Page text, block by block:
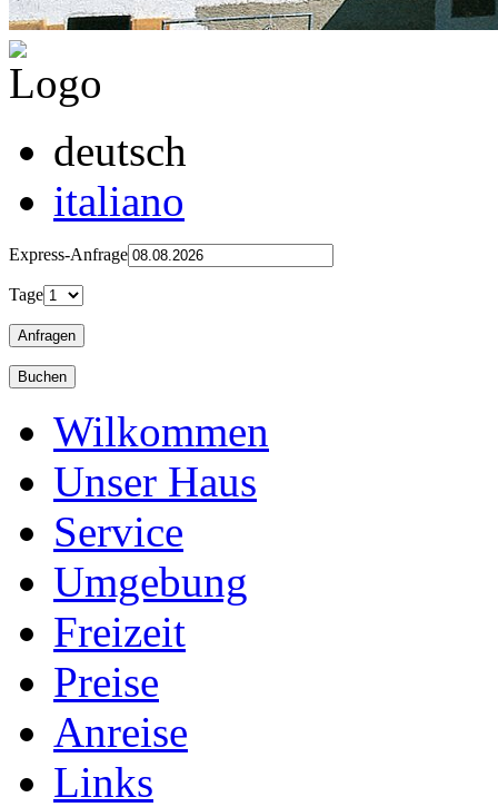
deutsch
italiano
Express-Anfrage
Tage
Wilkommen
Unser Haus
Service
Umgebung
Freizeit
Preise
Anreise
Links